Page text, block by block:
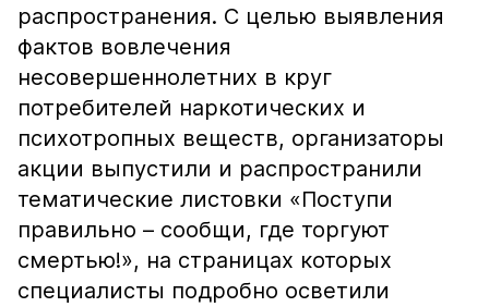
распространения. С целью выявления
фактов вовлечения
несовершеннолетних в круг
потребителей наркотических и
психотропных веществ, организаторы
акции выпустили и распространили
тематические листовки «Поступи
правильно – сообщи, где торгуют
смертью!», на страницах которых
специалисты подробно осветили